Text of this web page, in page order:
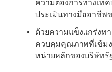
ความต้องการทางเท
ประเมินทางมืออาชีพ
ด้วยความแข็งแกร่งท
ควบคุมคุณภาพที่เข้มง
หน่ายหลักของบริษัทรั